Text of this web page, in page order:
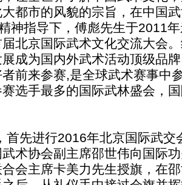
都市的风貌的宗旨，在中国
神指导下，傅彪先生于2011
北京国际武术文化交流大会
成为国内外武术活动顶级品
前来参赛,是全球武术赛事中
选手最多的国际武林盛会，
首先进行2016年北京国际武交
术协会副主席邵世伟向国际
会主席卡美力先生授旗，在